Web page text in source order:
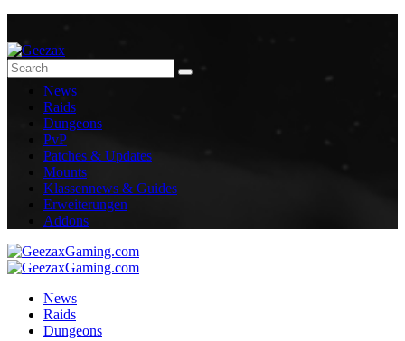
News
Raids
Dungeons
PvP
Patches & Updates
Mounts
Klassennews & Guides
Erweiterungen
Addons
News
Raids
Dungeons